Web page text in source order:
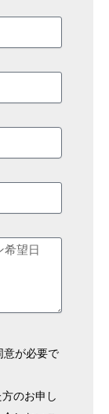
意が必要で
のお申し